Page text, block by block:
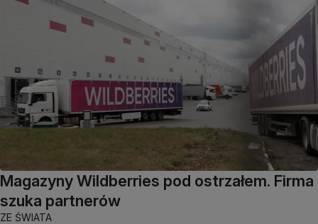
Magazyny Wildberries pod ostrzałem. Firma
szuka partnerów
ZE ŚWIATA